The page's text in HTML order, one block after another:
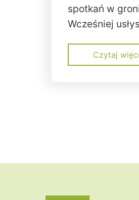
spotkań w
Wcześniej
Czytaj